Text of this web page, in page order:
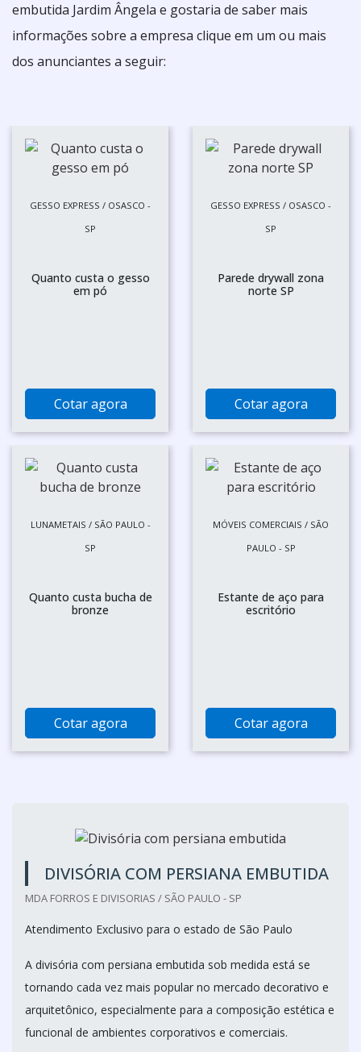
embutida Jardim Ângela e gostaria de saber mais
informações sobre a empresa clique em um ou mais
dos anunciantes a seguir:
GESSO EXPRESS / OSASCO -
SP
Quanto custa o gesso
em pó
Cotar agora
GESSO EXPRESS / OSASCO -
SP
Parede drywall zona
norte SP
Cotar agora
LUNAMETAIS / SÃO PAULO -
SP
Quanto custa bucha de
bronze
Cotar agora
MÓVEIS COMERCIAIS / SÃO
PAULO - SP
Estante de aço para
escritório
Cotar agora
DIVISÓRIA COM PERSIANA EMBUTIDA
MDA FORROS E DIVISORIAS / SÃO PAULO - SP
Atendimento Exclusivo para o estado de São Paulo
A divisória com persiana embutida sob medida está se
tornando cada vez mais popular no mercado decorativo e
arquitetônico, especialmente para a composição estética e
funcional de ambientes corporativos e comerciais.